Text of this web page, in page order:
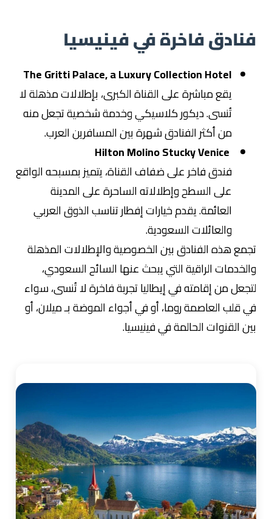
فنادق فاخرة في فينيسيا
The Gritti Palace, a Luxury Collection Hotel
يقع مباشرة على القناة الكبرى، بإطلالات مذهلة لا
تُنسى. ديكور كلاسيكي وخدمة شخصية تجعل منه
من أكثر الفنادق شهرة بين المسافرين العرب.
Hilton Molino Stucky Venice
فندق فاخر على ضفاف القناة، يتميز بمسبحه الواقع
على السطح وإطلالاته الساحرة على المدينة
العائمة. يقدم خيارات إفطار تناسب الذوق العربي
والعائلات السعودية.
تجمع هذه الفنادق بين الخصوصية والإطلالات المذهلة
والخدمات الراقية التي يبحث عنها السائح السعودي،
لتجعل من إقامته في إيطاليا تجربة فاخرة لا تُنسى، سواء
في قلب العاصمة روما، أو في أجواء الموضة بـ ميلان، أو
بين القنوات الحالمة في فينيسيا.